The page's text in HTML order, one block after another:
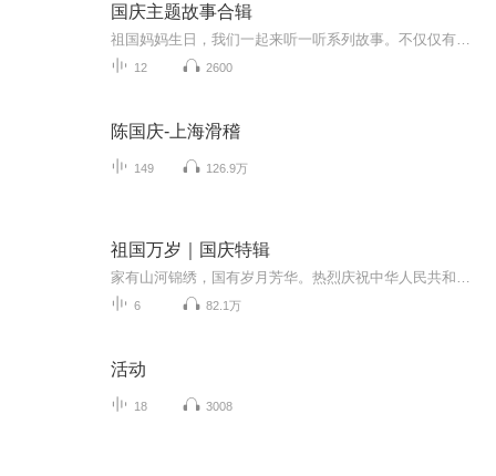
国庆主题故事合辑
12 2600
陈国庆-上海滑稽
149 126.9万
祖国万岁｜国庆特辑
6 82.1万
活动
18 3008